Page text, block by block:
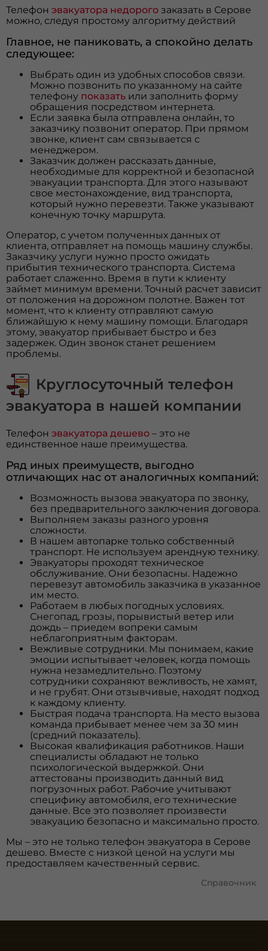
Телефонэвакуатора недорого заказать в Серове
можно, следуя простому алгоритму действий
Главное, не паниковать, а спокойно делать
следующее:
Выбрать один из удобных способов связи.
Можно позвонить по указанному на сайте
телефону показать или заполнить форму
обращения посредством интернета.
Если заявка была отправлена онлайн, то
заказчику позвонит оператор. При прямом
звонке, клиент сам связывается с
менеджером.
Заказчик должен рассказать данные,
необходимые для корректной и безопасной
эвакуации транспорта. Для этого называют
свое местонахождение, вид транспорта,
который нужно перевезти. Также указывают
конечную точку маршрута.
Оператор, с учетом полученных данных от
клиента, отправляет на помощь машину службы.
Заказчику услуги нужно просто ожидать
прибытия технического транспорта. Система
работает слаженно. Время в пути к клиенту
займет минимум времени. Точный расчет зависит
от положения на дорожном полотне. Важен тот
момент, что к клиенту отправляют самую
ближайшую к нему машину помощи. Благодаря
этому, эвакуатор прибывает быстро и без
задержек. Один звонок станет решением
проблемы.
Круглосуточный телефон
эвакуатора в нашей компании
Телефонэвакуатора дешево – это не
единственное наше преимущества.
Ряд иных преимуществ, выгодно
отличающих нас от аналогичных компаний:
Возможность вызова эвакуатора по звонку,
без предварительного заключения договора.
Выполняем заказы разного уровня
сложности.
В нашем автопарке только собственный
транспорт. Не используем арендную технику.
Эвакуаторы проходят техническое
обслуживание. Они безопасны. Надежно
перевезут автомобиль заказчика в указанное
им место.
Работаем в любых погодных условиях.
Снегопад, грозы, порывистый ветер или
дождь – приедем вопреки самым
неблагоприятным факторам.
Вежливые сотрудники. Мы понимаем, какие
эмоции испытывает человек, когда помощь
нужна незамедлительно. Поэтому
сотрудники сохраняют вежливость, не хамят,
и не грубят. Они отзывчивые, находят подход
к каждому клиенту.
Быстрая подача транспорта. На место вызова
команда прибывает менее чем за 30 мин
(средний показатель).
Высокая квалификация работников. Наши
специалисты обладают не только
психологической выдержкой. Они
аттестованы производить данный вид
погрузочных работ. Рабочие учитывают
специфику автомобиля, его технические
данные. Все это позволяет произвести
эвакуацию безопасно и максимально просто.
Мы – это не только телефон эвакуатора в Серове
дешево. Вместе с низкой ценой на услуги мы
предоставляем качественный сервис.
Справочник